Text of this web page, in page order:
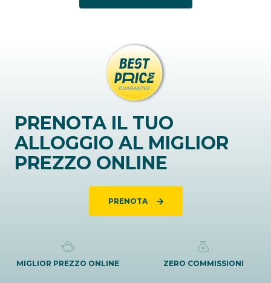
PRENOTA IL TUO
ALLOGGIO AL MIGLIOR
PREZZO ONLINE
PRENOTA
MIGLIOR PREZZO ONLINE ZERO COMMISSIONI